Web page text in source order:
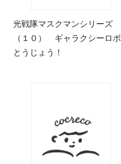
光戦隊マスクマンシリーズ
（１０） ギャラクシーロボ
とうじょう！